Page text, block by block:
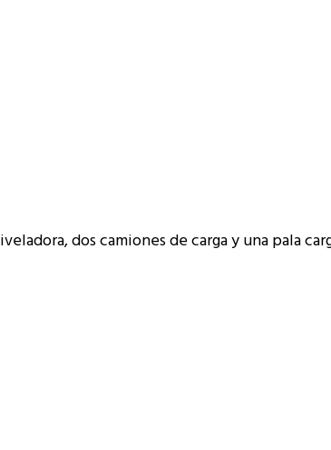
dos camiones de carga y una pala